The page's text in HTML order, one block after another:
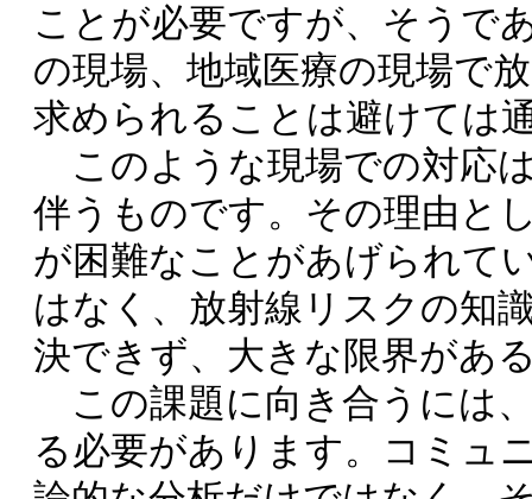
ことが必要ですが、そうで
の現場、地域医療の現場で
求められることは避けては
このような現場での対応
伴うものです。その理由と
が困難なことがあげられて
はなく、放射線リスクの知
決できず、大きな限界があ
この課題に向き合うには
る必要があります。コミュ